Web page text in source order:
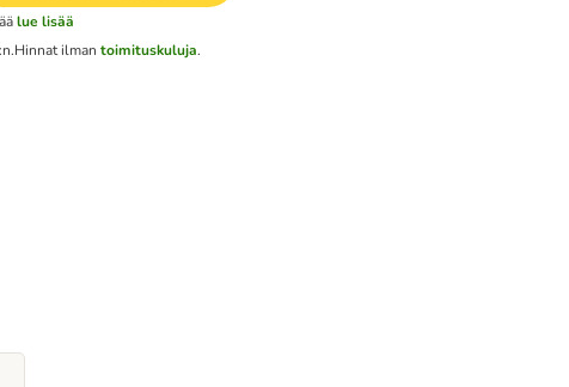
lue lisää
Hinnat ilmantoimituskuluja.